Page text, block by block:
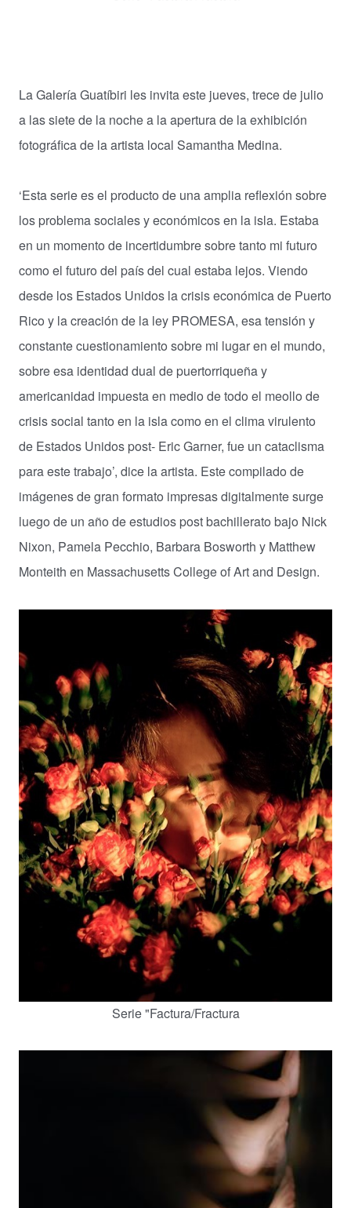
La Galería Guatíbiri les invita este jueves, trece de julio
a las siete de la noche a la apertura de la exhibición
fotográfica de la artista local Samantha Medina.
‘Esta serie es el producto de una amplia reflexión sobre
los problema sociales y económicos en la isla. Estaba
en un momento de incertidumbre sobre tanto mi futuro
como el futuro del país del cual estaba lejos. Viendo
desde los Estados Unidos la crisis económica de Puerto
Rico y la creación de la ley PROMESA, esa tensión y
constante cuestionamiento sobre mi lugar en el mundo,
sobre esa identidad dual de puertorriqueña y
americanidad impuesta en medio de todo el meollo de
crisis social tanto en la isla como en el clima virulento
de Estados Unidos post- Eric Garner, fue un cataclisma
para este trabajo’, dice la artista. Este compilado de
imágenes de gran formato impresas digitalmente surge
luego de un año de estudios post bachillerato bajo Nick
Nixon, Pamela Pecchio, Barbara Bosworth y Matthew
Monteith en Massachusetts College of Art and Design.
Serie "Factura/Fractura